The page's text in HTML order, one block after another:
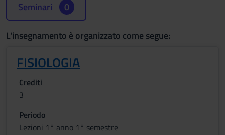
Seminari 0
L'insegnamento è organizzato come segue:
FISIOLOGIA
Crediti
3
Periodo
Lezioni 1° anno 1° semestre